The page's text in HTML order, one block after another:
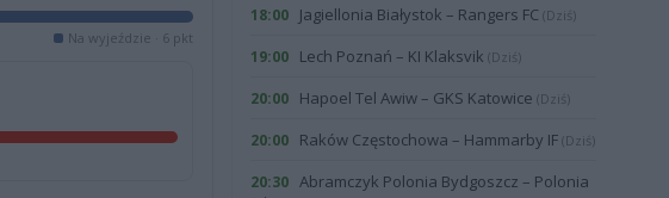
Na wyjeździe · 6 pkt
18:00 Jagiellonia Białystok – Rangers FC (Dziś)
19:00 Lech Poznań – KI Klaksvik (Dziś)
20:00 Hapoel Tel Awiw – GKS Katowice (Dziś)
20:00 Raków Częstochowa – Hammarby IF (Dziś)
20:30 Abramczyk Polonia Bydgoszcz – Polonia